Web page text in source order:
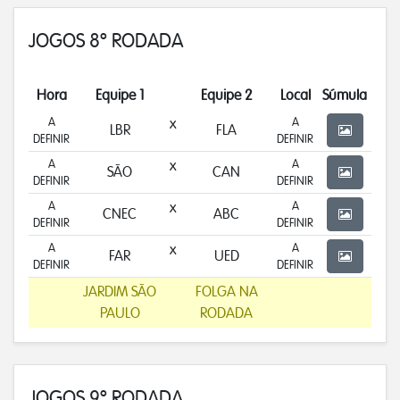
JOGOS 8º RODADA
Hora Equipe 1 Equipe 2 Local Súmula
A
DEFINIR
LBR x FLA
A
DEFINIR
A
DEFINIR
SÃO x CAN
A
DEFINIR
A
DEFINIR
CNEC x ABC
A
DEFINIR
A
DEFINIR
FAR x UED
A
DEFINIR
JARDIM SÃO
PAULO
FOLGA NA
RODADA